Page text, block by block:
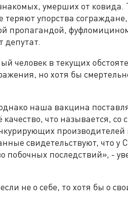
умерших от ковида.
упорства сограждане,
пропагандой,
человек в текущих
но хотя бы
наша вакцина
что называется, со
производителей
свидетельствуют, что у
последствий», -
не о себе, то хотя бы о